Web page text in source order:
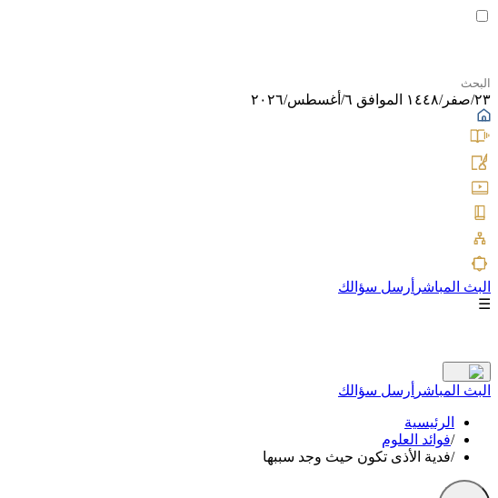
٢٣/صفر/١٤٤٨ الموافق ٦/أغسطس/٢٠٢٦
البث المباشر أرسل سؤالك
☰
البث المباشر أرسل سؤالك
الرئيسية
/فوائد العلوم
/فدية الأذى تكون حيث وجد سببها